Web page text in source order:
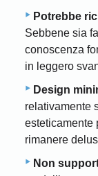
Potrebbe
Sebbene sia
conoscenza
in leggero
Design
relativamente
esteticamente
rimanere
Non